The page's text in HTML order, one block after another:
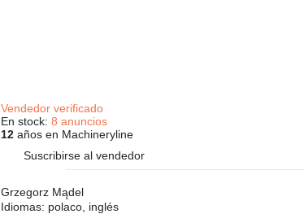
Vendedor verificado
En stock: 8 anuncios
12años en Machineryline
Suscribirse al vendedor
Grzegorz Mądel
Idiomas: polaco, inglés